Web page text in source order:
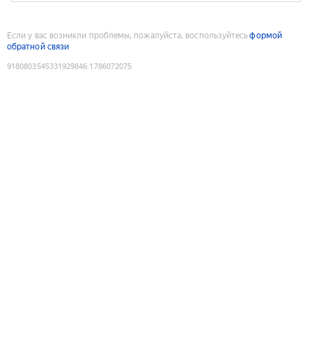
Если у вас возникли проблемы, пожалуйста, воспользуйтесьформой
обратной связи
9180803545331929846:1786072075